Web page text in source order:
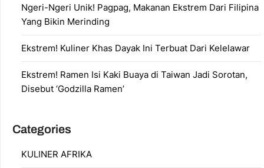
Ngeri-Ngeri Unik! Pagpag, Makanan Ekstrem Dari Filipina
Yang Bikin Merinding
Ekstrem! Kuliner Khas Dayak Ini Terbuat Dari Kelelawar
Ekstrem! Ramen Isi Kaki Buaya di Taiwan Jadi Sorotan,
Disebut ‘Godzilla Ramen’
Categories
KULINER AFRIKA